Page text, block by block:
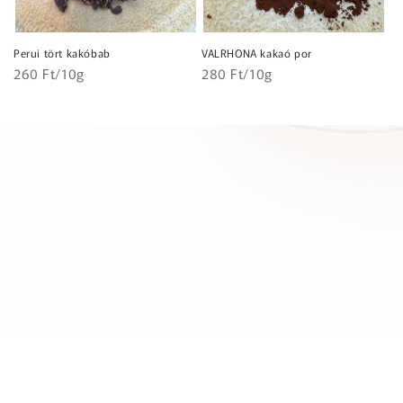
Perui tört kakóbab
Normál
Egységár
260 Ft/10g
VALRHONA kakaó por
Normál
Egységár
280 Ft/10g